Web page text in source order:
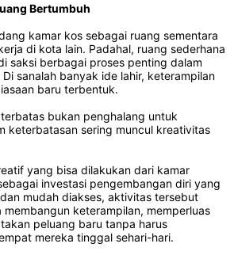
Bertumbuh
kamar kos sebagai ruang sementara
di kota lain. Padahal, ruang sederhana
saksi berbagai proses penting dalam
sanalah banyak ide lahir, keterampilan
baru terbentuk.
bukan penghalang untuk
keterbatasan sering muncul kreativitas
yang bisa dilakukan dari kamar
investasi pengembangan diri yang
mudah diakses, aktivitas tersebut
membangun keterampilan, memperluas
peluang baru tanpa harus
mereka tinggal sehari-hari.